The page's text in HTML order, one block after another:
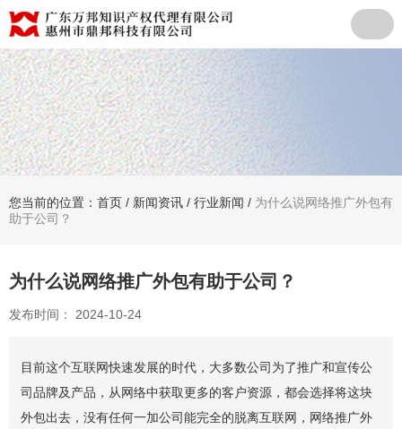
您当前的位置：首页 / 新闻资讯 / 行业新闻 / 为什么说网络推广外包有
助于公司？
为什么说网络推广外包有助于公司？
发布时间： 2024-10-24
目前这个互联网快速发展的时代，大多数公司为了推广和宣传公
司品牌及产品，从网络中获取更多的客户资源，都会选择将这块
外包出去，没有任何一加公司能完全的脱离互联网，网络推广外